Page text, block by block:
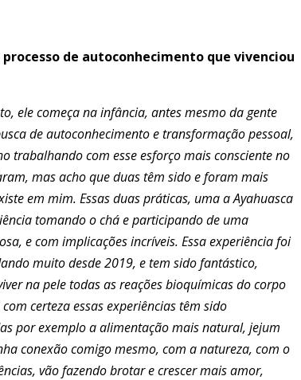
de autoconhecimento que vivenciou
ele começa na infância, antes mesmo da gente
de autoconhecimento e transformação pessoal,
trabalhando com esse esforço mais consciente no
mas acho que duas têm sido e foram mais
em mim. Essas duas práticas, uma a Ayahuasca
tomando o chá e participando de uma
e com implicações incríveis. Essa experiência foi
muito desde 2019, e tem sido fantástico,
na pele todas as reações bioquímicas do corpo
certeza essas experiências têm sido
por exemplo a alimentação mais natural, jejum
conexão comigo mesmo, com a natureza, com o
vão fazendo brotar e crescer mais amor,